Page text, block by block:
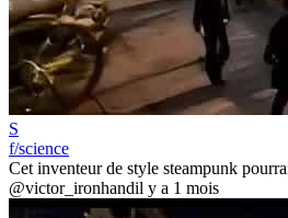
S
f/science
Cet inventeur de style steampunk
@victor_ironhandil y a 1 mois